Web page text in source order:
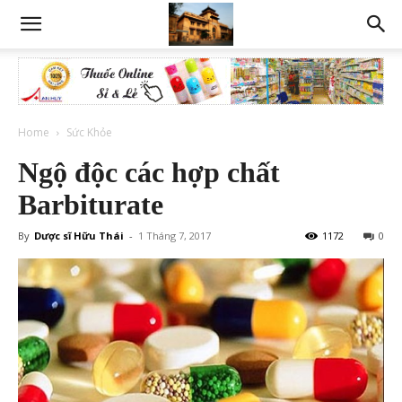
Home Sức Khỏe
Ngộ độc các hợp chất
Barbiturate
By Dược sĩ Hữu Thái - 1 Tháng 7, 2017 0
1172